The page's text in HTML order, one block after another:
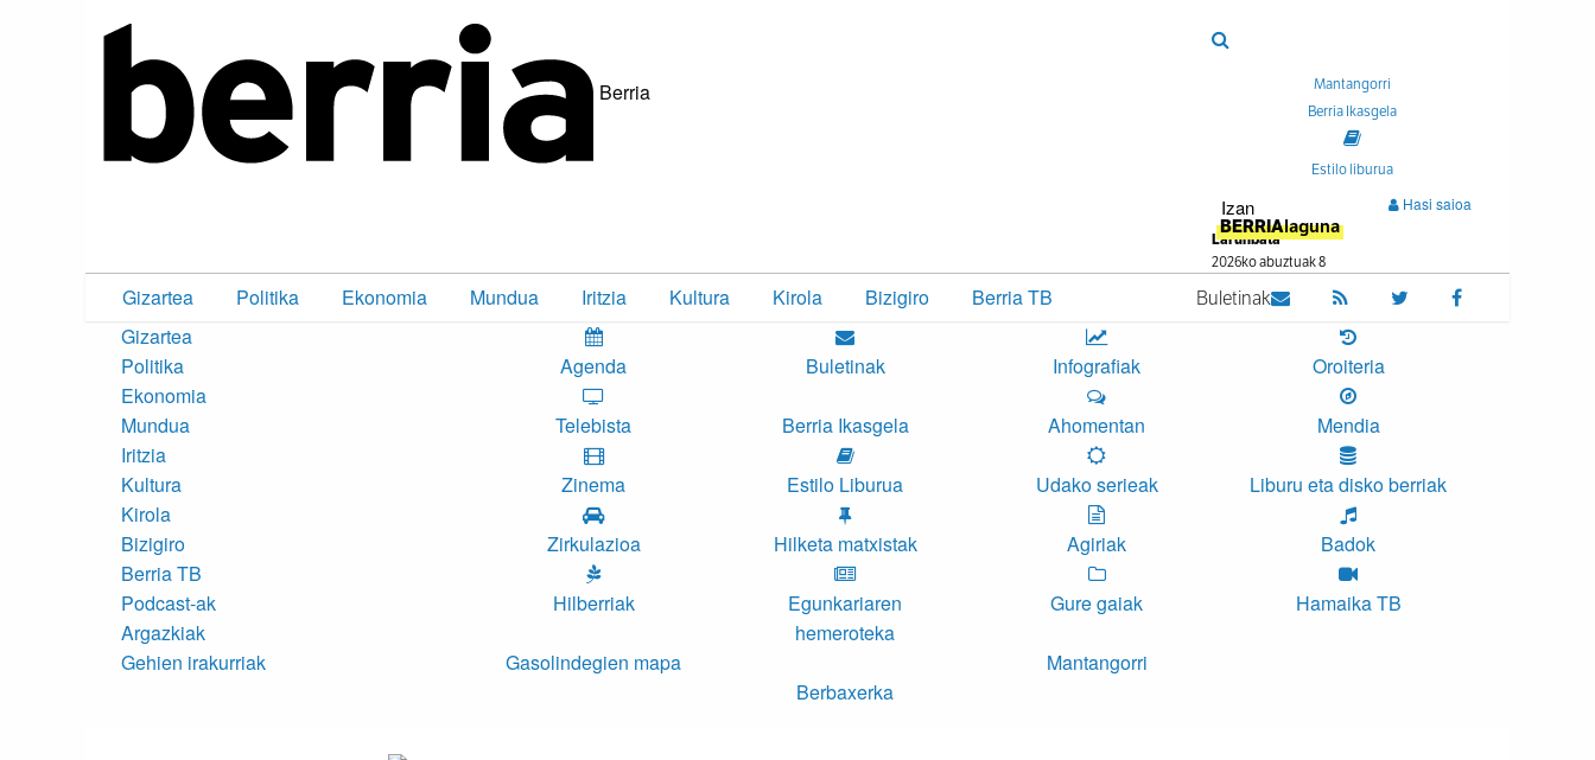
Berria
Mantangorri
Berria Ikasgela
Estilo liburua
Izan
BERRIAlaguna
Hasi saioa
Larunbata
2026ko abuztuak 8
Gizartea Politika Ekonomia Mundua Iritzia Kultura Kirola Bizigiro Berria TB Buletinak
Gizartea
Politika
Ekonomia
Mundua
Iritzia
Kultura
Kirola
Bizigiro
Berria TB
Podcast-ak
Argazkiak
Gehien irakurriak
Agenda
Telebista
Zinema
Zirkulazioa
Hilberriak
Gasolindegien mapa
Buletinak
Berria Ikasgela
Estilo Liburua
Hilketa matxistak
Egunkariaren
hemeroteka
Berbaxerka
Infografiak
Ahomentan
Udako serieak
Agiriak
Gure gaiak
Mantangorri
Oroiteria
Mendia
Liburu eta disko berriak
Badok
Hamaika TB